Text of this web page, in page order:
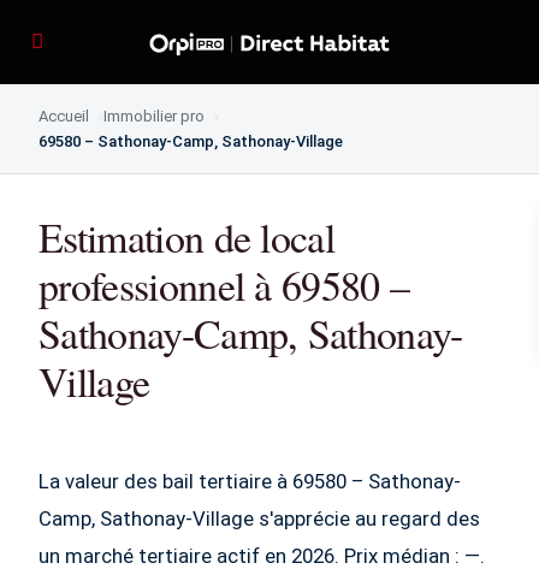
Accueil
Immobilier pro
69580 – Sathonay-Camp, Sathonay-Village
Estimation de local
professionnel à 69580 –
Sathonay-Camp, Sathonay-
Village
La valeur des bail tertiaire à 69580 – Sathonay-
Camp, Sathonay-Village s'apprécie au regard des
un marché tertiaire actif en 2026. Prix médian : —.